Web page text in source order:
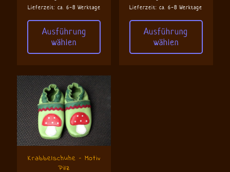
Lieferzeit: ca. 6-8 Werktage
Ausführung
wählen
Produkt
Varianten
auf.
Die
Optionen
können
auf
der
Produktseite
gewählt
Lieferzeit: ca. 6-8 Werktage
Ausführung
wählen
Produkt
Krabbelschuhe – Motiv
Pilz